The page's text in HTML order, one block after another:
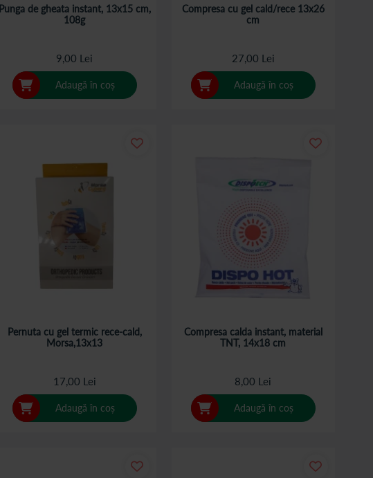
Punga de gheata instant, 13x15 cm,
108g
9,00 Lei
Adaugă în coș
Compresa cu gel cald/rece 13x26
cm
27,00 Lei
Adaugă în coș
Pernuta cu gel termic rece-cald,
Morsa,13x13
17,00 Lei
Adaugă în coș
Compresa calda instant, material
TNT, 14x18 cm
8,00 Lei
Adaugă în coș